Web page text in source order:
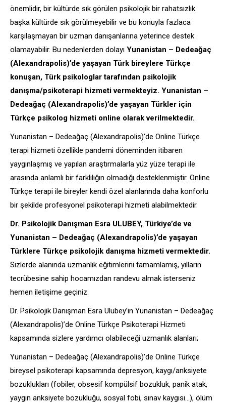
önemlidir, bir kültürde sık görülen psikolojik bir rahatsızlık
başka kültürde sık görülmeyebilir ve bu konuyla fazlaca
karşılaşmayan bir uzman danışanlarına yeterince destek
olamayabilir. Bu nedenlerden dolayı Yunanistan – Dedeağaç
(Alexandrapolis)’de yaşayan Türk bireylere Türkçe
konuşan, Türk psikologlar tarafından psikolojik
danışma/psikoterapi hizmeti vermekteyiz. Yunanistan –
Dedeağaç (Alexandrapolis)’de yaşayan Türkler için
Türkçe psikolog hizmeti online olarak verilmektedir.
Yunanistan – Dedeağaç (Alexandrapolis)’de Online Türkçe
terapi hizmeti özellikle pandemi döneminden itibaren
yaygınlaşmış ve yapılan araştırmalarla yüz yüze terapi ile
arasında anlamlı bir farklılığın olmadığı desteklenmiştir. Online
Türkçe terapi ile bireyler kendi özel alanlarında daha konforlu
bir şekilde profesyonel psikoterapi hizmeti alabilmektedir.
Dr. Psikolojik Danışman Esra ULUBEY, Türkiye’de ve
Yunanistan – Dedeağaç (Alexandrapolis)’de yaşayan
Türklere Türkçe psikolojik danışma hizmeti vermektedir.
Sizlerde alanında uzmanlık eğitimlerini tamamlamış, yılların
tecrübesine sahip hocamızdan randevu almak isterseniz
hemen iletişime geçiniz.
Dr. Psikolojik Danışman Esra Ulubey’in Yunanistan – Dedeağaç
(Alexandrapolis)’de Online Türkçe Psikoterapi Hizmeti
kapsamında sizlere yardımcı olabileceği uzmanlık alanları;
Yunanistan – Dedeağaç (Alexandrapolis)’de Online Türkçe
bireysel psikoterapi kapsamında depresyon, kaygı/anksiyete
bozuklukları (fobiler, obsesif kompülsif bozukluk, panik atak,
yaygın anksiyete bozukluğu, sosyal fobi, sınav kaygısı…), ölüm